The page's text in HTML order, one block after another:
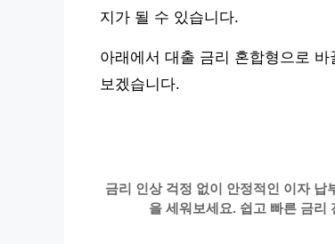
지가 될 수 있습니다.
아래에서 대출 금리 혼합형으로
보겠습니다.
금리 인상 걱정 없이 안정적인 이자 납
을 세워보세요. 쉽고 빠른 금리